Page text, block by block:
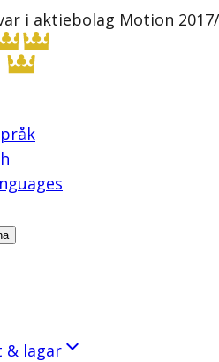
i aktiebolag Motion 2017/
& lagar